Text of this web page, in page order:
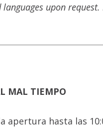
upon request.
MAL TIEMPO
apertura hasta las